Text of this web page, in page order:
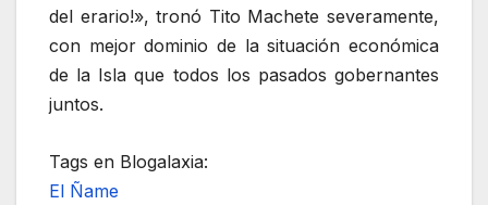
del erario!», tronó Tito Machete severamente,
con mejor dominio de la situación económica
de la Isla que todos los pasados gobernantes
juntos.
Tags en Blogalaxia:
El Ñame